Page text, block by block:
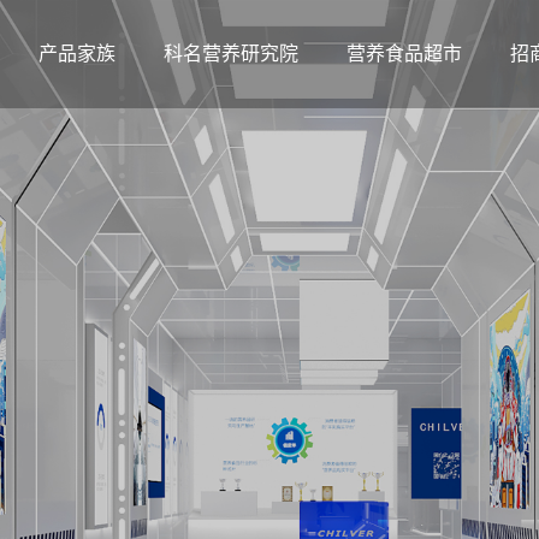
产品家族 科名营养研究院 营养食品超市 招